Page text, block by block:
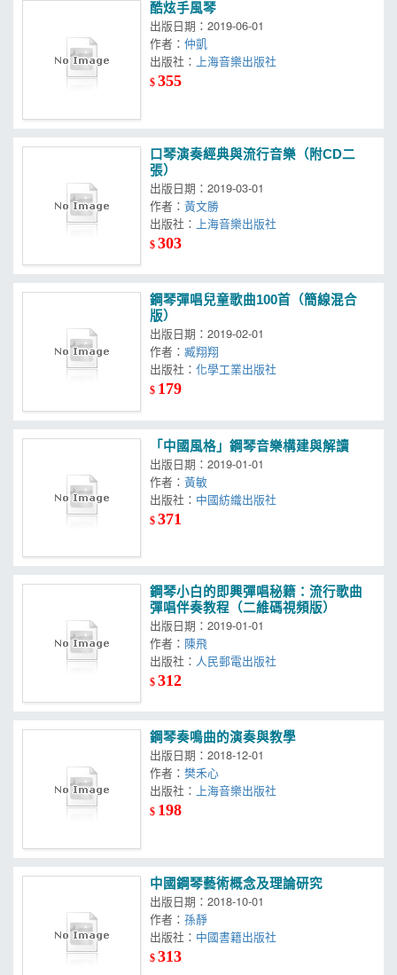
酷炫手風琴
出版日期：2019-06-01
作者：仲凱
出版社： 上海音樂出版社
$355
口琴演奏經典與流行音樂（附CD二
張）
出版日期：2019-03-01
作者：黃文勝
出版社： 上海音樂出版社
$303
鋼琴彈唱兒童歌曲100首（簡線混合
版）
出版日期：2019-02-01
作者：臧翔翔
出版社：化學工業出版社
$ 179
「中國風格」鋼琴音樂構建與解讀
出版日期：2019-01-01
作者：黃敏
出版社： 中國紡織出版社
$371
鋼琴小白的即興彈唱秘籍：流行歌曲
彈唱伴奏教程（二維碼視頻版）
出版日期：2019-01-01
作者： 陳飛
出版社： 人民郵電出版社
$312
鋼琴奏鳴曲的演奏與教學
出版日期：2018-12-01
作者：樊禾心
出版社： 上海音樂出版社
$ 198
中國鋼琴藝術概念及理論研究
出版日期：2018-10-01
作者：孫靜
出版社： 中國書籍出版社
$313